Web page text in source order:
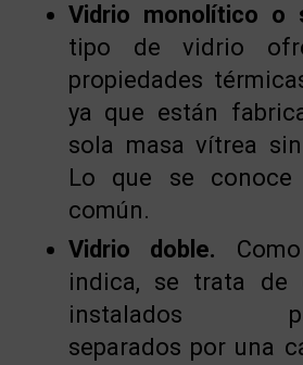
Vidrio monolítico o
tipo de vidrio
propiedades
ya que están
sola masa vítrea
Lo que se
común.
Vidrio doble.
indica, se trata de
instalados
separados por una